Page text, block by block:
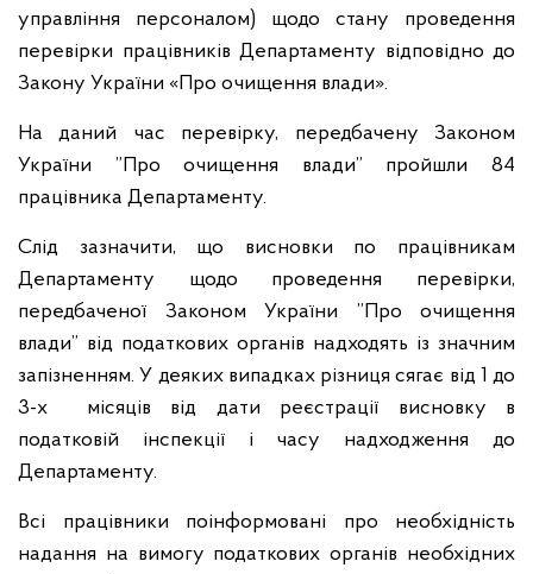
управління персоналом) щодо стану проведення
перевірки працівників Департаменту відповідно до
Закону України «Про очищення влади».
На даний час перевірку, передбачену Законом
України ”Про очищення влади” пройшли 84
працівника Департаменту.
Слід зазначити, що висновки по працівникам
Департаменту щодо проведення перевірки,
передбаченої Законом України ”Про очищення
влади” від податкових органів надходять із значним
запізненням. У деяких випадках різниця сягає від 1 до
3-х місяців від дати реєстрації висновку в
податковій інспекції і часу надходження до
Департаменту.
Всі працівники поінформовані про необхідність
надання на вимогу податкових органів необхідних